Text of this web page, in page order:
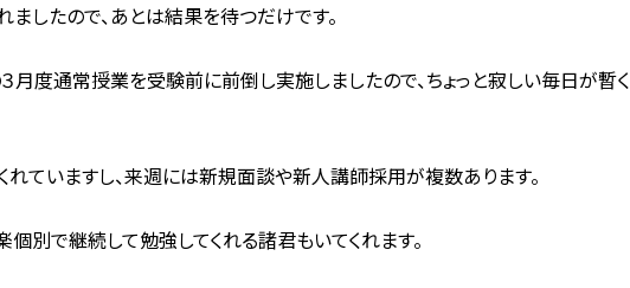
したので、あとは結果を待つだけです。
月度通常授業を受験前に前倒し実施しましたので、ちょっと寂しい毎日が暫く
れていますし、来週には新規面談や新人講師採用が複数あります。
個別で継続して勉強してくれる諸君もいてくれます。